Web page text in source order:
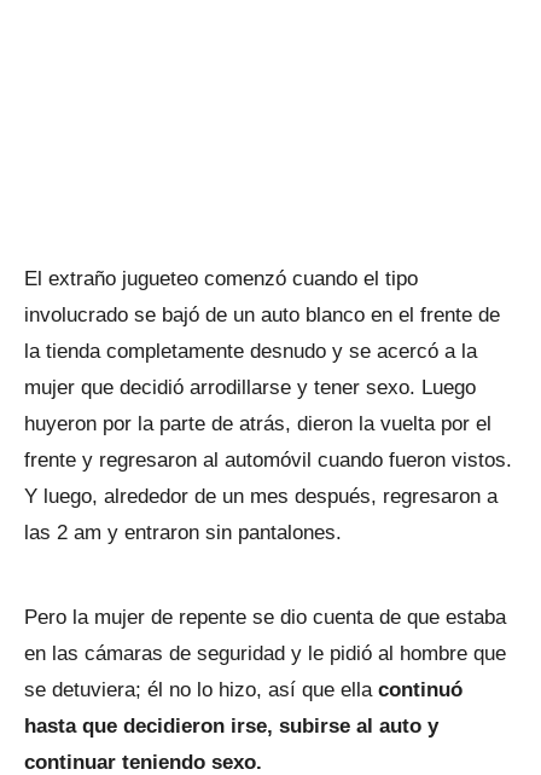
El extraño jugueteo comenzó cuando el tipo
involucrado se bajó de un auto blanco en el frente de
la tienda completamente desnudo y se acercó a la
mujer que decidió arrodillarse y tener sexo. Luego
huyeron por la parte de atrás, dieron la vuelta por el
frente y regresaron al automóvil cuando fueron vistos.
Y luego, alrededor de un mes después, regresaron a
las 2 am y entraron sin pantalones.
Pero la mujer de repente se dio cuenta de que estaba
en las cámaras de seguridad y le pidió al hombre que
se detuviera; él no lo hizo, así que ella continuó
hasta que decidieron irse, subirse al auto y
continuar teniendo sexo.